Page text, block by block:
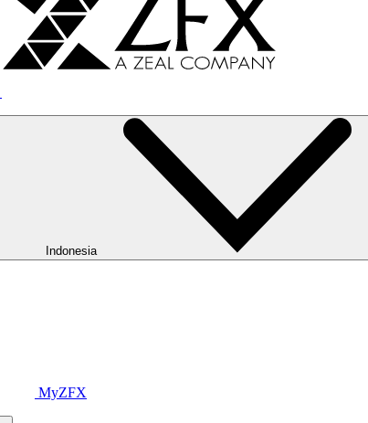
Indonesia
MyZFX